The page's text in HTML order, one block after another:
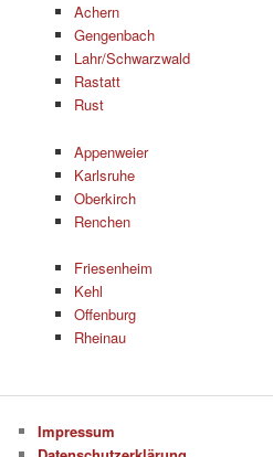
Achern
Gengenbach
Lahr/Schwarzwald
Rastatt
Rust
Appenweier
Karlsruhe
Oberkirch
Renchen
Friesenheim
Kehl
Offenburg
Rheinau
Impressum